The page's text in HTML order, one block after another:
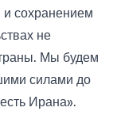
и сохранением
не
Мы будем
силами до
Ирана».